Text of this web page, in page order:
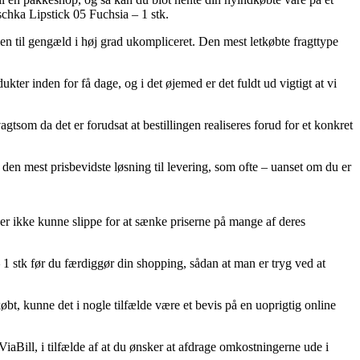
Lipstick 05 Fuchsia – 1 stk.
til gengæld i høj grad ukompliceret. Den mest letkøbte fragttype
inden for få dage, og i det øjemed er det fuldt ud vigtigt at vi
da det er forudsat at bestillingen realiseres forud for et konkret
mest prisbevidste løsning til levering, som ofte – uanset om du er
ikke kunne slippe for at sænke priserne på mange af deres
stk før du færdiggør din shopping, sådan at man er tryg ved at
kunne det i nogle tilfælde være et bevis på en uoprigtig online
i tilfælde af at du ønsker at afdrage omkostningerne ude i